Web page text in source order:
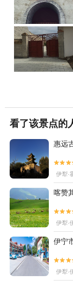
看了该景点的
惠远
伊犁·
喀赞
伊犁·
伊宁
伊犁·